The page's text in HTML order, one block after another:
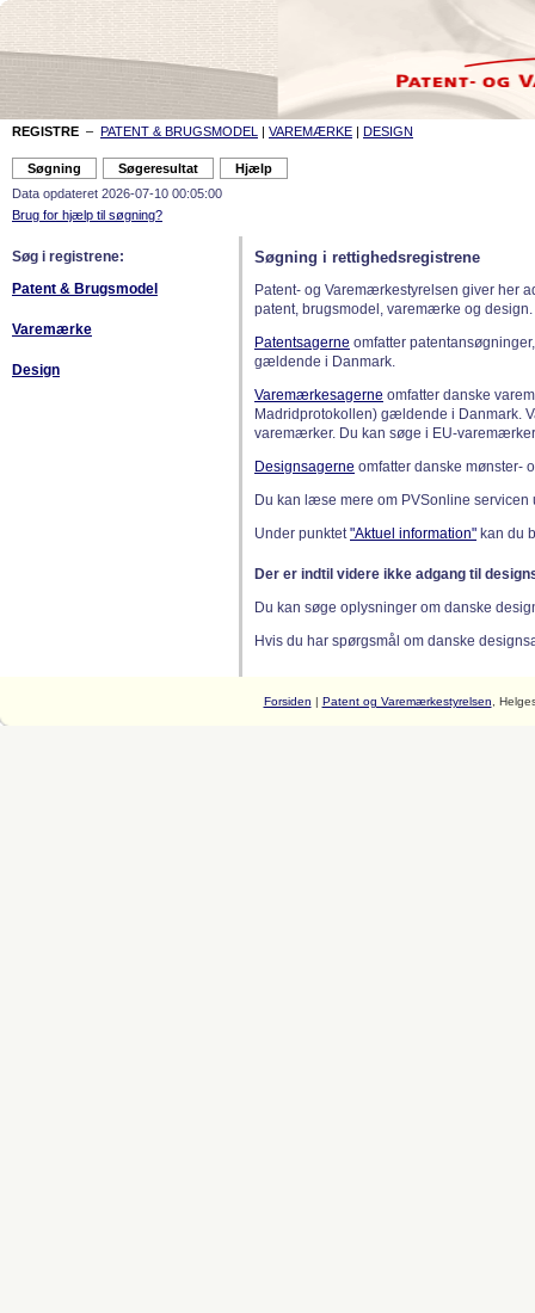
REGISTRE – PATENT & BRUGSMODEL | VAREMÆRKE | DESIGN
Data opdateret 2026-07-10 00:05:00
Brug for hjælp til søgning?
Søg i registrene:
Patent & Brugsmodel
Varemærke
Design
Søgning i rettighedsregistrene
Patent- og Varemærkestyrelsen giver her
patent, brugsmodel, varemærke og design.
Patentsagerne omfatter
gældende i Danmark.
Varemærkesagerne omfatter danske
Madridprotokollen) gældende i Danmark.
varemærker. Du kan søge i EU-
Designsagerne omfatter danske mønster-
Du kan læse mere om PVSonline
Under punktet"Aktuel information" kan du
Der er indtil videre ikke adgang til
Du kan søge oplysninger om danske
Hvis du har spørgsmål om danske
Forsiden | Patent og Varemærkestyrelsen ,